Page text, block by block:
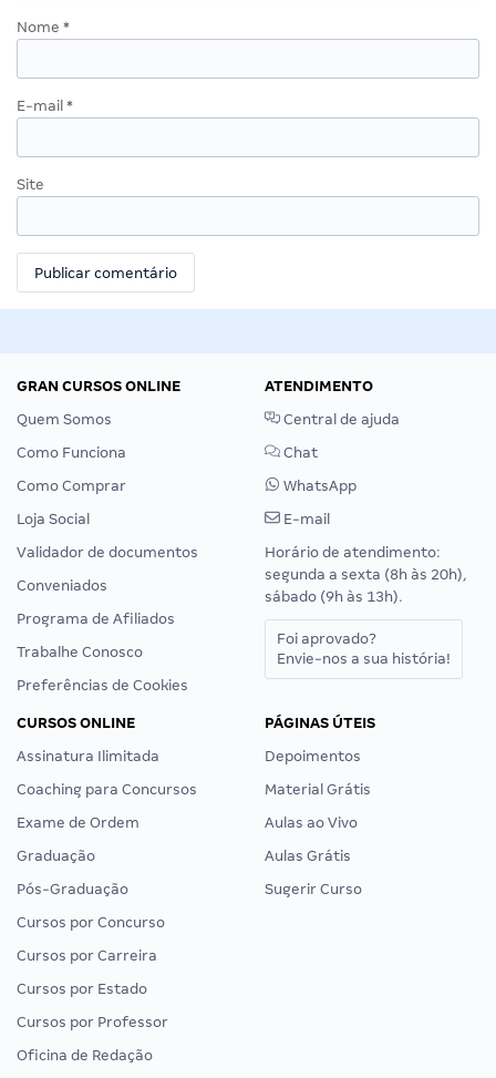
Nome *
E-mail *
Site
GRAN CURSOS ONLINE
Quem Somos
Como Funciona
Como Comprar
Loja Social
Validador de documentos
Conveniados
Programa de Afiliados
Trabalhe Conosco
Preferências de Cookies
ATENDIMENTO
Central de ajuda
Chat
WhatsApp
E-mail
Horário de atendimento:
segunda a sexta (8h às 20h),
sábado (9h às 13h).
Foi aprovado?
Envie-nos a sua história!
CURSOS ONLINE
Assinatura Ilimitada
Coaching para Concursos
Exame de Ordem
Graduação
Pós-Graduação
Cursos por Concurso
Cursos por Carreira
Cursos por Estado
Cursos por Professor
Oficina de Redação
PÁGINAS ÚTEIS
Depoimentos
Material Grátis
Aulas ao Vivo
Aulas Grátis
Sugerir Curso